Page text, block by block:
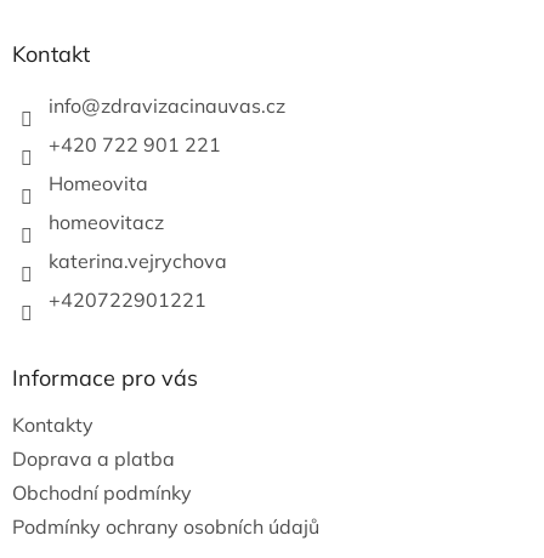
Kontakt
info@zdravizacinauvas.cz
+420 722 901 221
Homeovita
homeovitacz
katerina.vejrychova
+420722901221
Informace pro vás
Kontakty
Doprava a platba
Obchodní podmínky
Podmínky ochrany osobních údajů